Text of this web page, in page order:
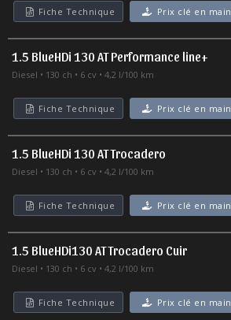
Fiche Technique Prix clé en main
1.5 BlueHDi 130 AT Performance line+
Diesel 130 ch 6 cv 4,2 l/100 km
Fiche Technique Prix clé en main
1.5 BlueHDi 130 AT Trocadero
Diesel 130 ch 6 cv 4,2 l/100 km
Fiche Technique Prix clé en main
1.5 BlueHDi130 AT Trocadero Cuir
Diesel 130 ch 6 cv 4,2 l/100 km
Fiche Technique Prix clé en main